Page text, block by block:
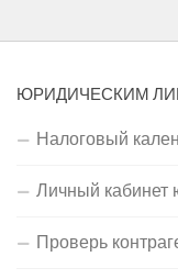
ЮРИДИЧЕСКИМ
Налоговый
Личный кабинет
Проверь